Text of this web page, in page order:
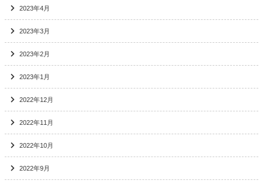
2023年4月
2023年3月
2023年2月
2023年1月
2022年12月
2022年11月
2022年10月
2022年9月